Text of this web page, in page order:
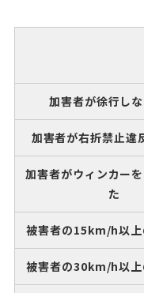
加害者が徐行し
加害者が右折禁止違
加害者がウィンカー
た
被害者の15km/h以上
被害者の30km/h以上